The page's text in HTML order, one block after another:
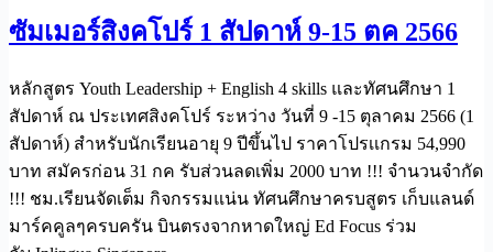
ซัมเมอร์สิงคโปร์ 1 สัปดาห์ 9-15 ตค 2566
หลักสูตร Youth Leadership + English 4 skills และทัศนศึกษา 1
สัปดาห์ ณ ประเทศสิงคโปร์ ระหว่าง วันที่ 9 -15 ตุลาคม 2566 (1
สัปดาห์) สำหรับนักเรียนอายุ 9 ปีขึ้นไป ราคาโปรเเกรม 54,990
บาท สมัครก่อน 31 กค รับส่วนลดเพิ่ม 2000 บาท !!! จำนวนจำกัด
!!! ชม.เรียนจัดเต็ม กิจกรรมแน่น ทัศนศึกษาครบสูตร เก็บแลนด์
มาร์คคูลๆครบครัน บินตรงจากหาดใหญ่ Ed Focus ร่วม